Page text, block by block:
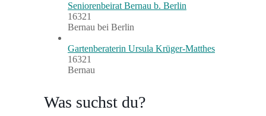
Seniorenbeirat Bernau b. Berlin
16321
Bernau bei Berlin
Gartenberaterin Ursula Krüger-Matthes
16321
Bernau
Was suchst du?